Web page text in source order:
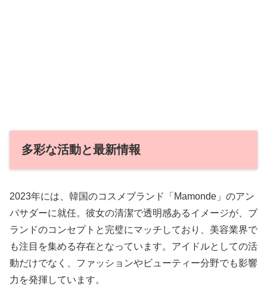
多彩な活動と最新情報
2023年には、韓国のコスメブランド「Mamonde」のアン
バサダーに就任。彼女の清潔で透明感あるイメージが、ブ
ランドのコンセプトと完璧にマッチしており、美容業界で
も注目を集める存在となっています。アイドルとしての活
動だけでなく、ファッションやビューティー分野でも影響
力を発揮しています。